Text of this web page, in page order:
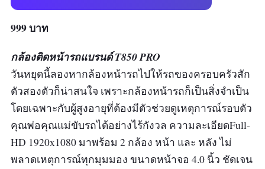
999 บาท
กล้องติดหน้ารถแบรนด์ T850 PRO
วันหยุดนี้ลองหากล้องหน้ารถไปให้รถของครอบครัวสัก
ตัวสองตัวก็น่าสนใจ เพราะกล้องหน้ารถก็เป็นสิ่งจำเป็น
โดยเฉพาะกับผู้สูงอายุที่ต้องมีตัวช่วยดูเหตุการณ์รอบตัว
คุณพ่อคุณแม่ขับรถได้อย่างไร้กังวล ความละเอียดFull-
HD 1920x1080 มาพร้อม 2 กล้อง หน้า และ หลัง ไม่
พลาดเหตุการณ์ทุกมุมมอง ขนาดหน้าจอ 4.0 นิ้ว ชัดเจน